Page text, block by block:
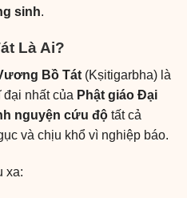
sinh.
Là Ai?
Bồ Tát(Kṣitigarbha) là
đại nhất của Phật giáo Đại
nguyện cứu độ tất cả
và chịu khổ vì nghiệp báo.
xa: